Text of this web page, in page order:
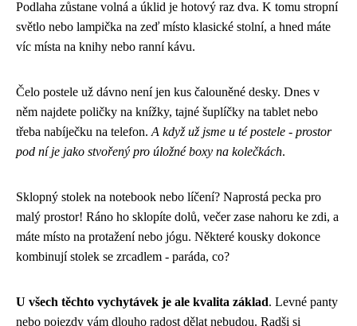
Podlaha zůstane volná a úklid je hotový raz dva. K tomu stropní
světlo nebo lampička na zeď místo klasické stolní, a hned máte
víc místa na knihy nebo ranní kávu.
Čelo postele už dávno není jen kus čalouněné desky. Dnes v
něm najdete poličky na knížky, tajné šuplíčky na tablet nebo
třeba nabíječku na telefon. A když už jsme u té postele - prostor
pod ní je jako stvořený pro úložné boxy na kolečkách.
Sklopný stolek na notebook nebo líčení? Naprostá pecka pro
malý prostor! Ráno ho sklopíte dolů, večer zase nahoru ke zdi, a
máte místo na protažení nebo jógu. Některé kousky dokonce
kombinují stolek se zrcadlem - paráda, co?
U všech těchto vychytávek je ale kvalita základ. Levné panty
nebo pojezdy vám dlouho radost dělat nebudou. Radši si